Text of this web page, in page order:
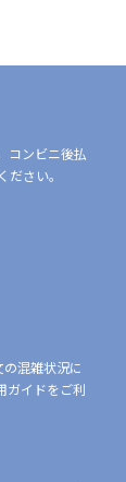
コンビニ後払
さい。
混雑状況に
ガイドをご利